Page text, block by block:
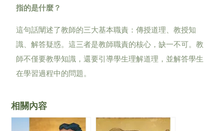
指的是什麼？
這句話闡述了教師的三大基本職責：傳授道理、教授知
識、解答疑惑。這三者是教師職責的核心，缺一不可。教
師不僅要教學知識，還要引導學生理解道理，並解答學生
在學習過程中的問題。
相關內容